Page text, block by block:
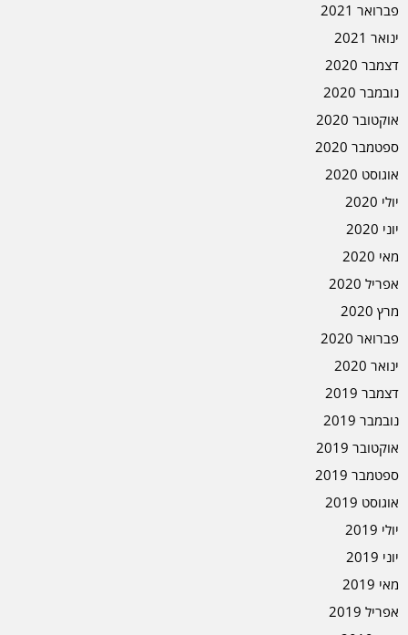
פברואר 2021
ינואר 2021
דצמבר 2020
נובמבר 2020
אוקטובר 2020
ספטמבר 2020
אוגוסט 2020
יולי 2020
יוני 2020
מאי 2020
אפריל 2020
מרץ 2020
פברואר 2020
ינואר 2020
דצמבר 2019
נובמבר 2019
אוקטובר 2019
ספטמבר 2019
אוגוסט 2019
יולי 2019
יוני 2019
מאי 2019
אפריל 2019